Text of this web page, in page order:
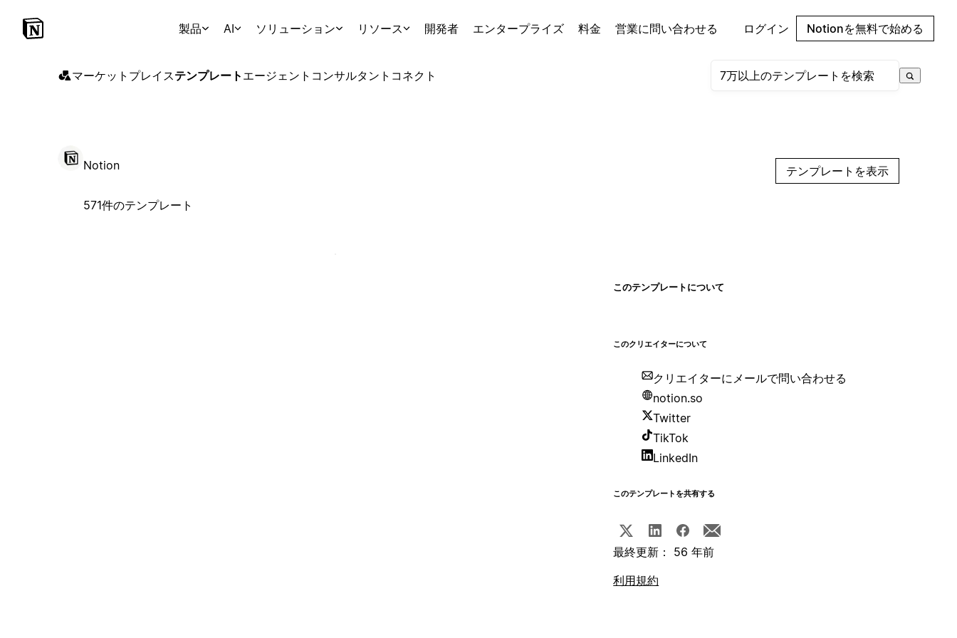
製品 AI ソリューション リソース 開発者 エンタープライズ 料金 営業に問い合わせる ログイン Notionを無料で始める
マーケットプレイステンプレート エージェント コンサルタント コネクト
Notion
571件のテンプレート
テンプレートを表示
このテンプレートについて
このクリエイターについて
クリエイターにメールで問い合わせる
notion.so
Twitter
TikTok
LinkedIn
このテンプレートを共有する
最終更新： 56 年前
利用規約